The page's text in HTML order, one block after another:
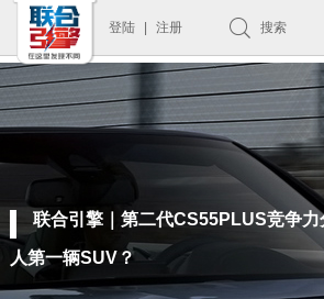
登陆 注册 搜索
联合引擎｜第二代CS55PLUS竞争
人第一辆SUV？